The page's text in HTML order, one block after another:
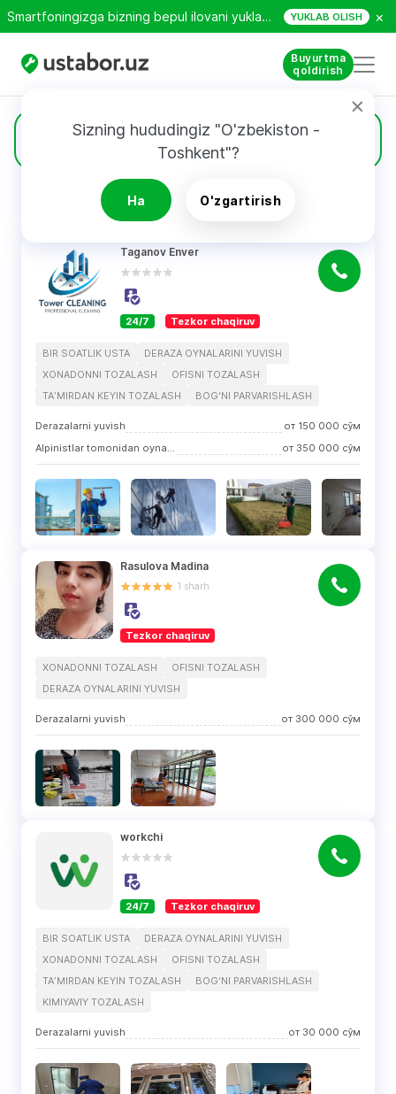
Smartfoningizga bizning bepul ilovani yuklab oling! YUKLAB OLISH ×
Buyurtma
qoldirish
Sizning hududingiz "O'zbekiston -
Toshkent"?
Ha O'zgartirish
Deraza oynalarini yuvish
QIDIRUV NATIJALARI
Taganov Enver
24/7 Tezkor chaqiruv
BIR SOATLIK USTA
DERAZA OYNALARINI YUVISH
XONADONNI TOZALASH
OFISNI TOZALASH
TAʼMIRDAN KEYIN TOZALASH
BOGʻNI PARVARISHLASH
Derazalarni yuvish от 150 000 сўм
Alpinistlar tomonidan oynalarni tozalash
от 350 000 сўм
Rasulova Madina
1 sharh
Tezkor chaqiruv
XONADONNI TOZALASH
OFISNI TOZALASH
DERAZA OYNALARINI YUVISH
Derazalarni yuvish от 300 000 сўм
workchi
24/7 Tezkor chaqiruv
BIR SOATLIK USTA
DERAZA OYNALARINI YUVISH
XONADONNI TOZALASH
OFISNI TOZALASH
TAʼMIRDAN KEYIN TOZALASH
BOGʻNI PARVARISHLASH
KIMIYAVIY TOZALASH
Derazalarni yuvish от 30 000 сўм